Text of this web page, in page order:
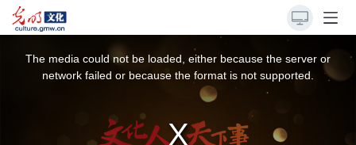
The media could not be loaded, either because the server or
network failed or because the format is not supported.